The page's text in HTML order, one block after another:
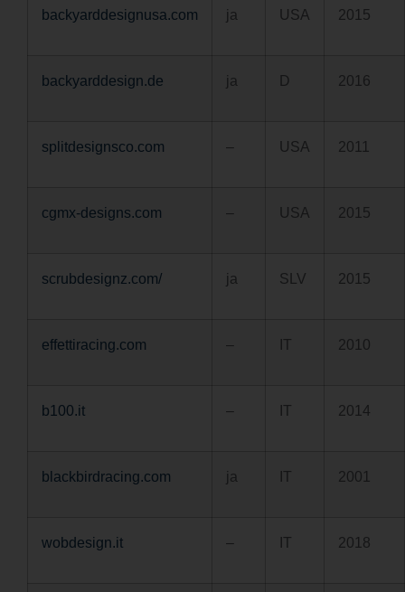
backyarddesignusa.com ja USA 2015
backyarddesign.de ja D 2016
splitdesignsco.com – USA 2011
cgmx-designs.com – USA 2015
scrubdesignz.com/ ja SLV 2015
effettiracing.com – IT 2010
b100.it – IT 2014
blackbirdracing.com ja IT 2001
wobdesign.it – IT 2018